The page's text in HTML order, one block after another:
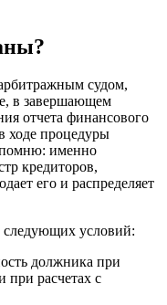
судом,
в завершающем
отчета финансового
ходе процедуры
именно
кредиторов,
его и распределяет
условий:
должника при
при расчетах с